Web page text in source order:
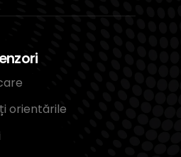
orientările